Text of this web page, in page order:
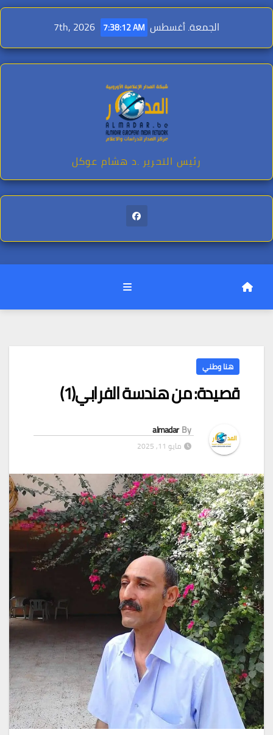
Skip
content
الجمعة. أغسطس 7th, 2026 7:38:13 AM
رئيس التحرير .د هشام عوكل
هنا وطني
قصيدة: من هندسة الفرابي(1)
By
almadar
مايو 11, 2025